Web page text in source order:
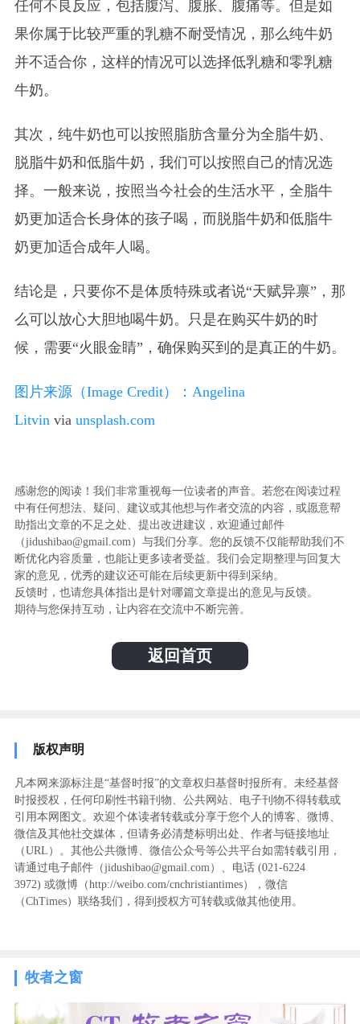
任何不良反应，包括腹泻、腹胀、腹痛等。但是如
果你属于比较严重的乳糖不耐受情况，那么纯牛奶
并不适合你，这样的情况可以选择低乳糖和零乳糖
牛奶。
其次，纯牛奶也可以按照脂肪含量分为全脂牛奶、
脱脂牛奶和低脂牛奶，我们可以按照自己的情况选
择。一般来说，按照当今社会的生活水平，全脂牛
奶更加适合长身体的孩子喝，而脱脂牛奶和低脂牛
奶更加适合成年人喝。
结论是，只要你不是体质特殊或者说“天赋异禀”，那
么可以放心大胆地喝牛奶。只是在购买牛奶的时
候，需要“火眼金睛”，确保购买到的是真正的牛奶。
图片来源（Image Credit）： Angelina
Litvin via unsplash.com
感谢您的阅读！我们非常重视每一位读者的声音。若您在阅读过程
中有任何想法、疑问、建议或其他想与作者交流的内容，或愿意帮
助指出文章的不足之处、提出改进建议，欢迎通过邮件
（jidushibao@gmail.com）与我们分享。您的反馈不仅能帮助我们不
断优化内容质量，也能让更多读者受益。我们会定期整理与回复大
家的意见，优秀的建议还可能在后续更新中得到采纳。
反馈时，也请您具体指出是针对哪篇文章提出的意见与反馈。
期待与您保持互动，让内容在交流中不断完善。
返回首页
版权声明
凡本网来源标注是“基督时报”的文章权归基督时报所有。未经基督
时报授权，任何印刷性书籍刊物、公共网站、电子刊物不得转载或
引用本网图文。欢迎个体读者转载或分享于您个人的博客、微博、
微信及其他社交媒体，但请务必清楚标明出处、作者与链接地址
（URL）。其他公共微博、微信公众号等公共平台如需转载引用，
请通过电子邮件（jidushibao@gmail.com）、电话 (021-6224
3972) ‬或微博（http://weibo.com/cnchristiantimes），微信
（ChTimes）联络我们，得到授权方可转载或做其他使用。
牧者之窗